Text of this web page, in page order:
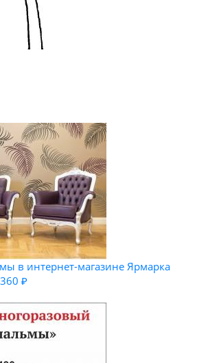
в интернет-магазине Ярмарка
₽